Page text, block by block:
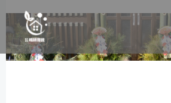
ン
ツ